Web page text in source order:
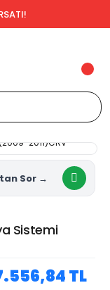
Sistemi
TL